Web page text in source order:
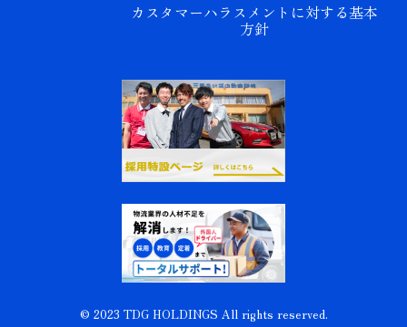
カスタマーハラスメントに対する基本
方針
© 2023 TDG HOLDINGS All rights reserved.